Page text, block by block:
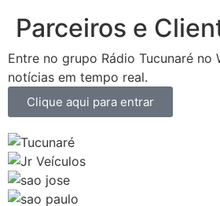
Parceiros e
Entre no grupo Rádio Tucunaré no
notícias em tempo real.
Clique aqui para entrar